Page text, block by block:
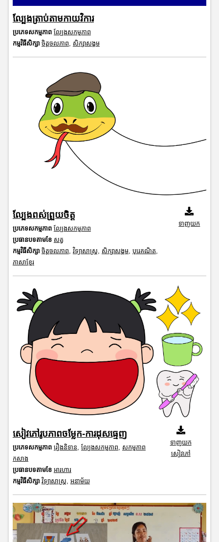
ល្បែងត្រាប់តាមកាយវិការ
ប្រភេទសកម្មភាព ល្បែងសកម្មភាព
កម្មវិធីសិក្សា ចិត្តចលភាព, សិក្សាសង្គម
ល្បែងពស់ព្រួយចិត្ត
ប្រភេទសកម្មភាព ល្បែងសកម្មភាព
ប្រធានបទតាមខែ សត្វ
កម្មវិធីសិក្សា ចិត្តចលភាព, វិទ្យាសាស្រ្ត, សិក្សាសង្គម, បុរេគណិត,
ភាសាខ្មែរ
ទាញយក
សៀវភៅរូបភាពចម្លែក-ការដុសធ្មេញ
ប្រភេទសកម្មភាព រឿងនិទាន, ល្បែងសកម្មភាព, សកម្មភាព
កសាង
ប្រធានបទតាមខែ អារហារ
កម្មវិធីសិក្សា វិទ្យាសាស្រ្ត, អនាម័យ
ទាញយក
សៀវភៅ